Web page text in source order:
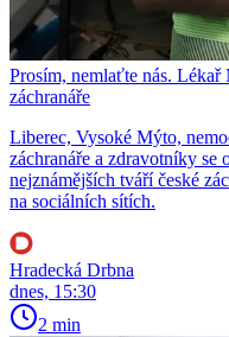
Prosím, nemlaťte nás.
záchranáře
Liberec, Vysoké Mýto,
záchranáře a zdravotníky
nejznámějších tváří české
na sociálních sítích.
Hradecká Drbna
dnes, 15:30
2 min